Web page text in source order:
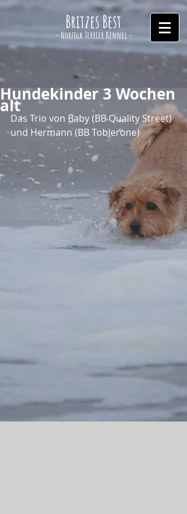
Britzes Best
- Norfolk Terrier Kennel -
Hundekinder 3 Wochen
alt
Das Trio von Baby (BB Quality Street)
und Hermann (BB Toblerone)